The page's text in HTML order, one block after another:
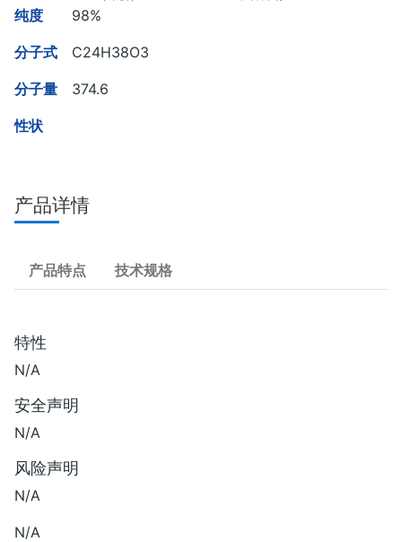
纯度 98%
分子式 C24H38O3
分子量 374.6
性状
产品详情
产品特点 技术规格
特性
N/A
安全声明
N/A
风险声明
N/A
N/A